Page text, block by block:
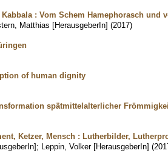
: Vom Schem Hamephorasch und
Matthias [HerausgeberIn] (2017)
of human dignity
spätmittelalterlicher
Ketzer, Mensch : Lutherbilder,
; Leppin, Volker [HerausgeberIn] (